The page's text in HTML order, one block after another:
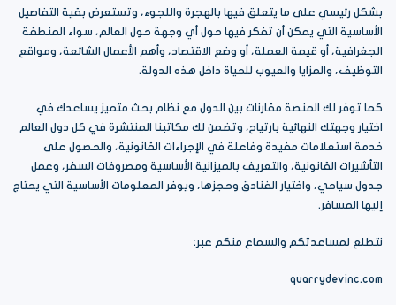
بشكل رئيسي على ما يتعلق فيها بالهجرة واللجوء، وتستعرض بقية التفاصيل
الأساسية التي يمكن أن تفكر فيها حول أي وجهة حول العالم، سواء المنطقة
الجغرافية، أو قيمة العملة، أو وضع الاقتصاد، وأهم الأعمال الشائعة، ومواقع
التوظيف، والمزايا والعيوب للحياة داخل هذه الدولة.
كما توفر لك المنصة مقارنات بين الدول مع نظام بحث متميز يساعدك في
اختيار وجهتك النهائية بارتياح، وتضمن لك مكاتبنا المنتشرة في كل دول العالم
خدمة استعلامات مفيدة وفاعلة في الإجراءات القانونية، والحصول على
التأشيرات القانونية، والتعريف بالميزانية الأساسية ومصروفات السفر، وعمل
جدول سياحي، واختيار الفنادق وحجزها، ويوفر المعلومات الأساسية التي يحتاج
إليها المسافر.
نتطلع لمساعدتكم والسماع منكم عبر:
quarrydevinc.com